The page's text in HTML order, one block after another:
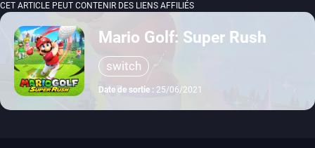
CET ARTICLE PEUT CONTENIR DES LIENS AFFILIÉS
Mario Golf: Super Rush
switch
Date de sortie : 25/06/2021